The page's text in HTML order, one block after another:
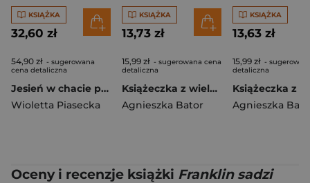
KSIĄŻKA
32,60 zł
54,90 zł - sugerowana
cena detaliczna
Jesień w chacie pod starym świerkiem
Wioletta Piasecka
KSIĄŻKA
13,73 zł
15,99 zł - sugerowana cena
detaliczna
Książeczka z wielorazowymi naklejkami. W domu. Naklejam, odklejam!
Agnieszka Bator
KSIĄŻKA
13,63 zł
15,99 zł -
detaliczna
Agnieszka
Oceny i recenzje książki Franklin sadzi